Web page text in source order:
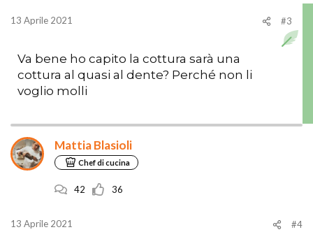
13 Aprile 2021 #3
Va bene ho capito la cottura sarà una
cottura al quasi al dente? Perché non li
voglio molli
Mattia Blasioli
Chef di cucina
42 36
13 Aprile 2021 #4